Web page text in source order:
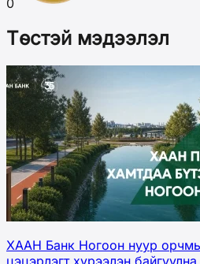
0
Төстэй мэдээлэл
ХААН Банк Ногоон нуур
цэцэрлэгт хүрээлэн байгуулна